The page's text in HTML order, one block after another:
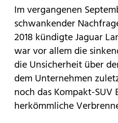
Im vergangenen
schwankender
2018 kündigte Jaguar
war vor allem die
die Unsicherheit über
dem Unternehmen
noch das Kompakt-SUV
herkömmliche